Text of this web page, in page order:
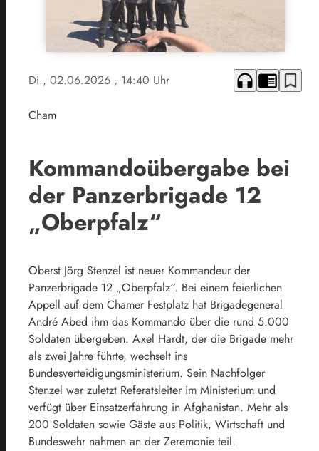
Di., 02.06.2026 , 14:40 Uhr headphones chrome_reader_mode bookmark_border
Cham
Kommandoübergabe bei
der Panzerbrigade 12
„Oberpfalz“
Oberst Jörg Stenzel ist neuer Kommandeur der
Panzerbrigade 12 „Oberpfalz“. Bei einem feierlichen
Appell auf dem Chamer Festplatz hat Brigadegeneral
André Abed ihm das Kommando über die rund 5.000
Soldaten übergeben. Axel Hardt, der die Brigade mehr
als zwei Jahre führte, wechselt ins
Bundesverteidigungsministerium. Sein Nachfolger
Stenzel war zuletzt Referatsleiter im Ministerium und
verfügt über Einsatzerfahrung in Afghanistan. Mehr als
200 Soldaten sowie Gäste aus Politik, Wirtschaft und
Bundeswehr nahmen an der Zeremonie teil.